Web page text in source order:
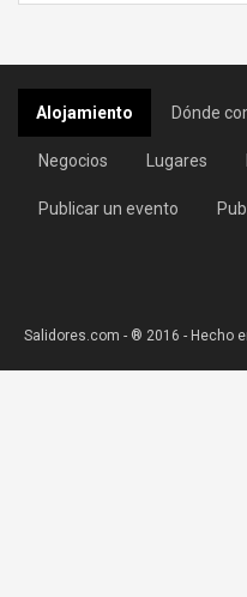
Alojamiento Dónde
Negocios Lugares
Publicar un evento
Salidores.com - ® 2016 - Hecho